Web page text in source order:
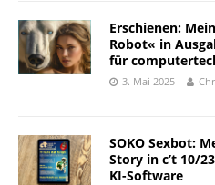
Erschienen:
Robot« in
für
3. Mai 2025
SOKO Sexbot:
Story in c’t 10/
KI-Software